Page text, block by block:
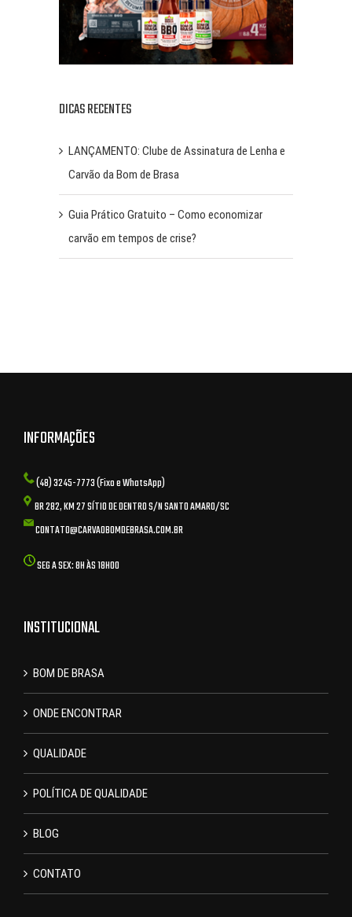
DICAS RECENTES
LANÇAMENTO: Clube de Assinatura de Lenha e
Carvão da Bom de Brasa
Guia Prático Gratuito – Como economizar
carvão em tempos de crise?
INFORMAÇÕES
(48) 3245-7773 (Fixo e WhatsApp)
BR 282, KM 27 SÍTIO DE DENTRO S/N SANTO AMARO/SC
CONTATO@CARVAOBOMDEBRASA.COM.BR
SEG A SEX: 8H ÀS 18H00
INSTITUCIONAL
BOM DE BRASA
ONDE ENCONTRAR
QUALIDADE
POLÍTICA DE QUALIDADE
BLOG
CONTATO